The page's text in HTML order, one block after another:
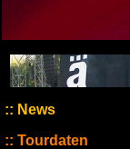
News
Tourdaten